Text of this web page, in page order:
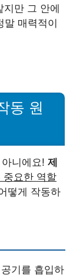
지만 그 안에
말 매력적이
동 원
니에요! 제
중요한 역할
떻게 작동하
공기를 흡입하